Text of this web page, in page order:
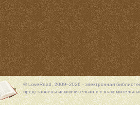
© LoveRead, 2009–2026 - электронная
представлены исключительно в